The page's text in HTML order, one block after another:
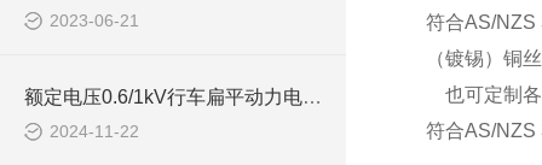
2023-06-21
额定电压0.6/1kV行车扁平动力电缆如何挑选
2024-11-22
符合AS/NZS
（镀锡）铜
也可定制
符合AS/NZS